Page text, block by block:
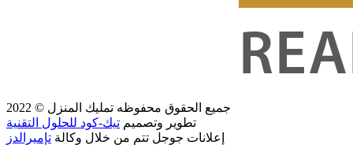
جميع الحقوق محفوظه تمليك المنزل © 2022
تطوير وتصميم تيك-كود للحلول التقنية
إعلانات جوجل تتم من خلال وكالة تإميرالدز